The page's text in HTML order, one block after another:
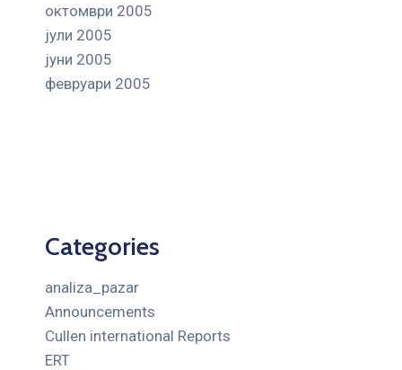
октомври 2005
јули 2005
јуни 2005
февруари 2005
Categories
analiza_pazar
Announcements
Cullen international Reports
ERT